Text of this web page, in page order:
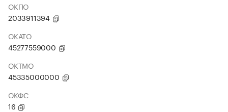
ОКПО
2033911394
ОКАТО
45277559000
ОКТМО
45335000000
ОКФС
16